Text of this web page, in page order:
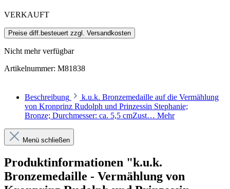
VERKAUFT
Preise diff.besteuert zzgl. Versandkosten
Nicht mehr verfügbar
Artikelnummer: M81838
Beschreibung
k.u.k. Bronzemedaille auf die Vermählung
von Kronprinz Rudolph und Prinzessin Stephanie;
Bronze; Durchmesser: ca. 5,5 cmZust… Mehr
Menü schließen
Produktinformationen "k.u.k.
Bronzemedaille - Vermählung von